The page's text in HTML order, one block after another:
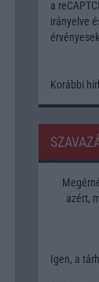
a
irányelve
érvényesek.
Korábbi
azért,
Igen, a